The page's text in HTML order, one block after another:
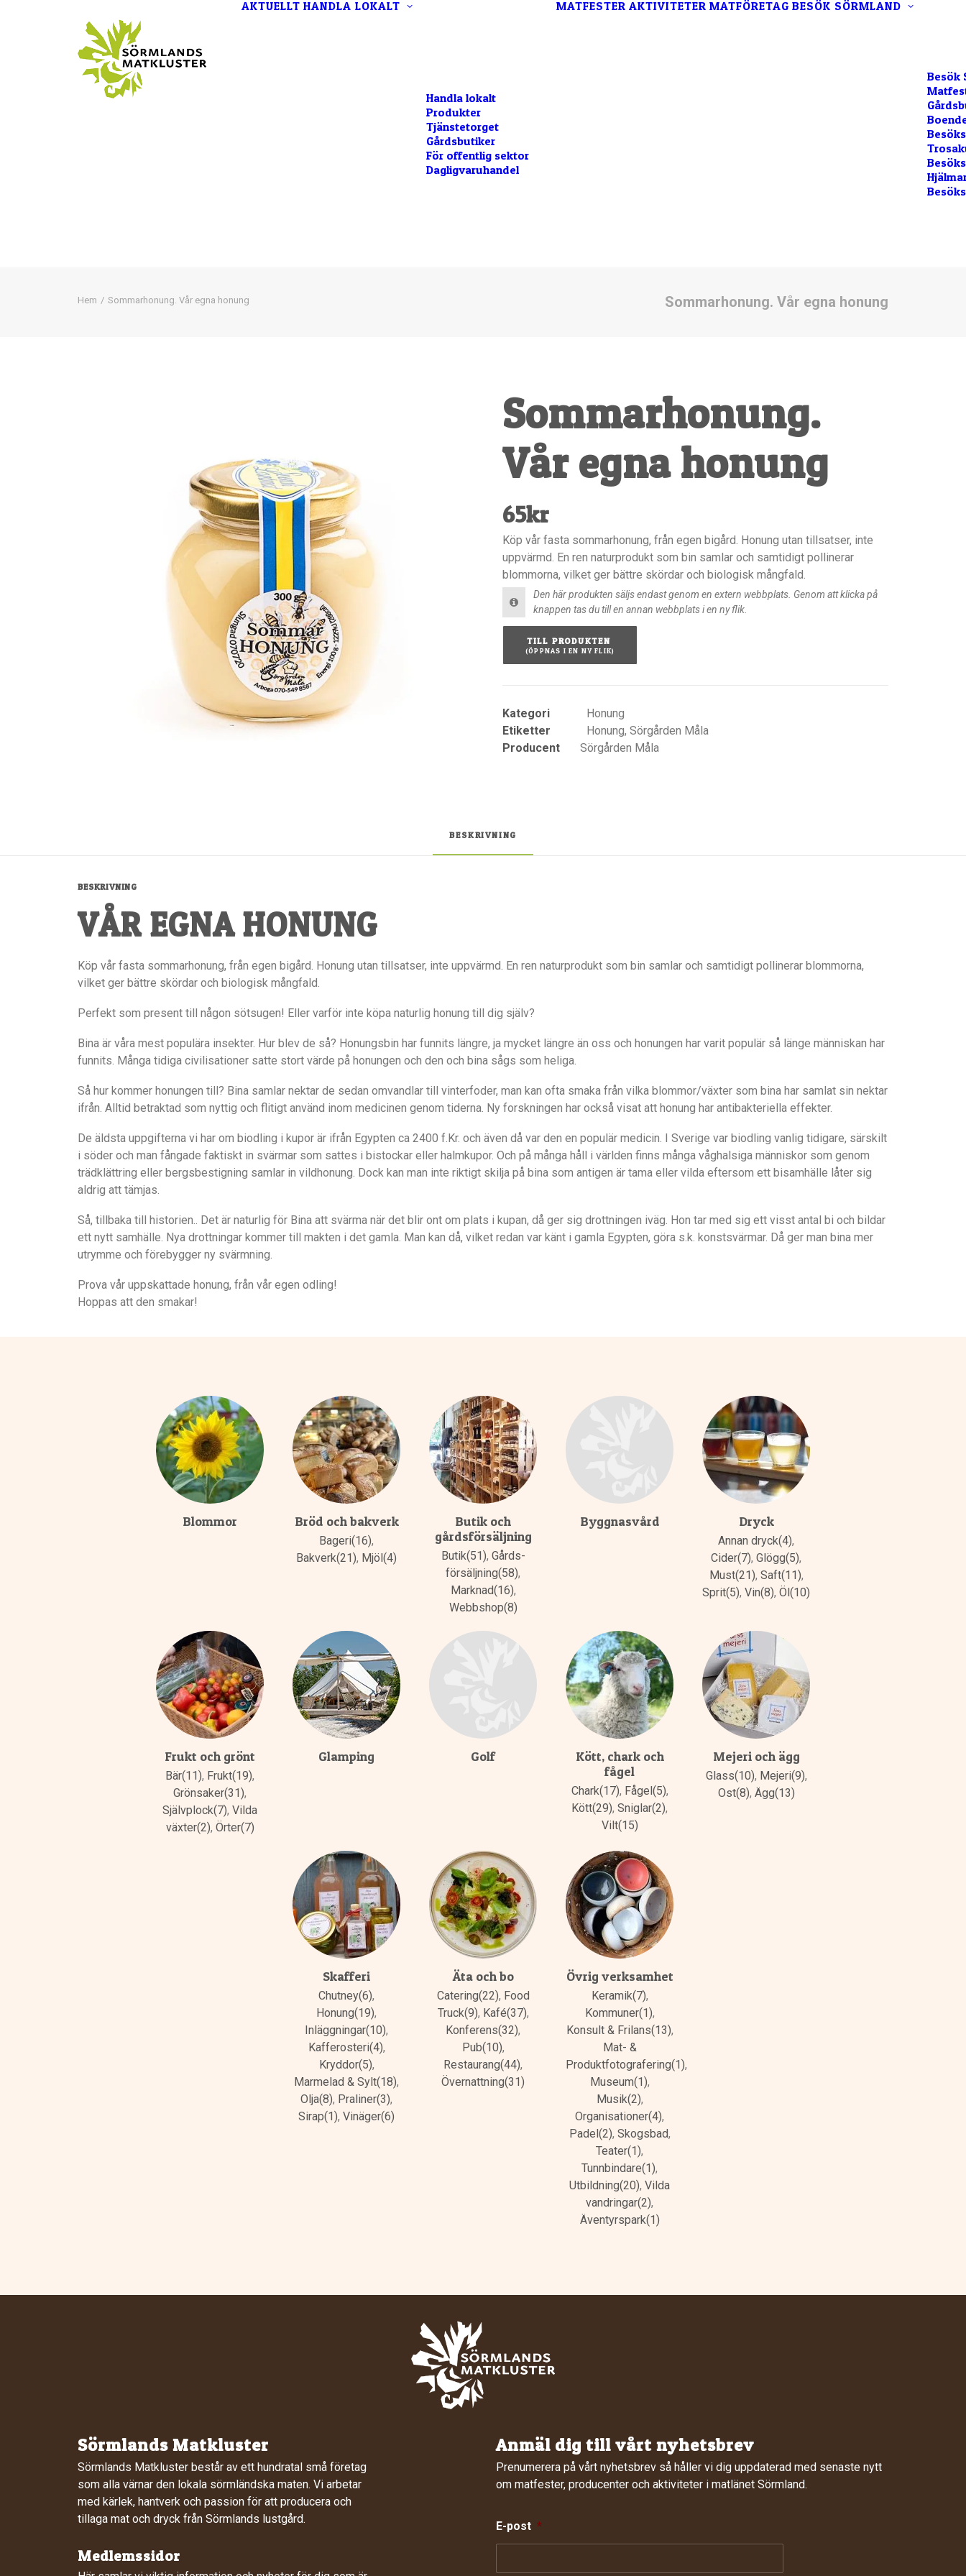
AKTUELLT HANDLA LOKALT
Handla lokalt
Produkter
Tjänstetorget
Gårdsbutiker
För offentlig sektor
Dagligvaruhandel
MATFESTER AKTIVITETER MATFÖRETAG BESÖK SÖRMLAND
Besök
Sommarhonung. Vår egna honung
Hem Sommarhonung. Vår egna honung
Sommarhonung.
Vår egna honung
65kr
Köp vår fasta sommarhonung, från egen bigård. Honung utan tillsatser, inte
uppvärmd. En ren naturprodukt som bin samlar och samtidigt pollinerar
blommorna, vilket ger bättre skördar och biologisk mångfald.
Den här produkten säljs endast genom en extern webbplats. Genom att klicka på
knappen tas du till en annan webbplats i en ny flik.
TILL PRODUKTEN
(ÖPPNAS I EN NY FLIK)
Kategori
Honung
Etiketter
Honung, Sörgården Måla
Producent
Sörgården Måla
BESKRIVNING
BESKRIVNING
VÅR EGNA HONUNG
Köp vår fasta sommarhonung, från egen bigård. Honung utan tillsatser, inte uppvärmd. En ren naturprodukt som bin samlar och samtidigt pollinerar blommorna,
vilket ger bättre skördar och biologisk mångfald.
Perfekt som present till någon sötsugen! Eller varför inte köpa naturlig honung till dig själv?
Bina är våra mest populära insekter. Hur blev de så? Honungsbin har funnits längre, ja mycket längre än oss och honungen har varit populär så länge människan har
funnits. Många tidiga civilisationer satte stort värde på honungen och den och bina sågs som heliga.
Så hur kommer honungen till? Bina samlar nektar de sedan omvandlar till vinterfoder, man kan ofta smaka från vilka blommor/växter som bina har samlat sin nektar
ifrån. Alltid betraktad som nyttig och flitigt använd inom medicinen genom tiderna. Ny forskningen har också visat att honung har antibakteriella effekter.
De äldsta uppgifterna vi har om biodling i kupor är ifrån Egypten ca 2400 f.Kr. och även då var den en populär medicin. I Sverige var biodling vanlig tidigare, särskilt
i söder och man fångade faktiskt in svärmar som sattes i bistockar eller halmkupor. Och på många håll i världen finns många våghalsiga människor som genom
trädklättring eller bergsbestigning samlar in vildhonung. Dock kan man inte riktigt skilja på bina som antigen är tama eller vilda eftersom ett bisamhälle låter sig
aldrig att tämjas.
Så, tillbaka till historien.. Det är naturlig för Bina att svärma när det blir ont om plats i kupan, då ger sig drottningen iväg. Hon tar med sig ett visst antal bi och bildar
ett nytt samhälle. Nya drottningar kommer till makten i det gamla. Man kan då, vilket redan var känt i gamla Egypten, göra s.k. konstsvärmar. Då ger man bina mer
utrymme och förebygger ny svärmning.
Prova vår uppskattade honung, från vår egen odling!
Hoppas att den smakar!
Blommor Bröd och bakverk
Bageri(16),
Bakverk(21), Mjöl(4)
Butik och
gårdsförsäljning
Butik(51), Gårds­
försäljning(58),
Marknad(16),
Webbshop(8)
Byggnasvård Dryck
Annan dryck(4),
Cider(7), Glögg(5),
Must(21), Saft(11),
Sprit(5), Vin(8), Öl(10)
Frukt och grönt
Bär(11), Frukt(19),
Grönsaker(31),
Självplock(7), Vilda
växter(2), Örter(7)
Glamping Golf
Kött, chark och
fågel
Chark(17), Fågel(5),
Kött(29), Sniglar(2),
Vilt(15)
Mejeri och ägg
Glass(10), Mejeri(9),
Ost(8), Ägg(13)
Skafferi
Chutney(6),
Honung(19),
Inläggningar(10),
Kafferosteri(4),
Kryddor(5),
Marmelad & Sylt(18),
Olja(8), Praliner(3),
Sirap(1), Vinäger(6)
Äta och bo
Catering(22), Food
Truck(9), Kafé(37),
Konferens(32),
Pub(10),
Restaurang(44),
Övernattning(31)
Övrig verksamhet
Keramik(7),
Kommuner(1),
Konsult & Frilans(13),
Mat- &
Produktfotografering(1),
Museum(1),
Musik(2),
Organisationer(4),
Padel(2), Skogsbad,
Teater(1),
Tunnbindare(1),
Utbildning(20), Vilda
vandringar(2),
Äventyrspark(1)
Sörmlands Matkluster
Sörmlands Matkluster består av ett hundratal små företag
som alla värnar den lokala sörmländska maten. Vi arbetar
med kärlek, hantverk och passion för att producera och
tillaga mat och dryck från Sörmlands lustgård.
Medlemssidor
Anmäl dig till vårt nyhetsbrev
Prenumerera på vårt nyhetsbrev så håller vi dig uppdaterad med senaste nytt
om matfester, producenter och aktiviteter i matlänet Sörmland.
E-post *